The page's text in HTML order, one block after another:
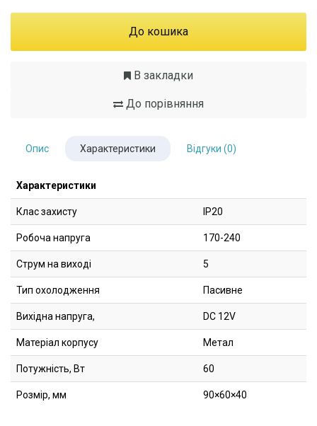
До кошика
В закладки
До порівняння
Опис Характеристики Відгуки (0)
Характеристики
Клас захисту IP20
Робоча напруга 170-240
Струм на виході 5
Тип охолодження Пасивне
Вихідна напруга, DC 12V
Матеріал корпусу Метал
Потужність, Вт 60
Розмір, мм 90×60×40